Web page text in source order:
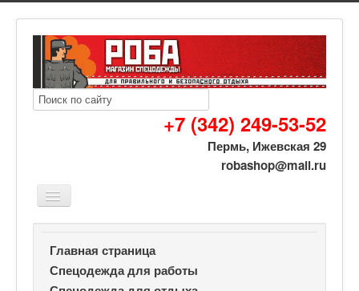
+7 (342) 249-53-52
Пермь, Ижевская 29
robashop@mail.ru
Охота, рыбалка ОБУВЬ
Галоши ЭВА утеплённые (высокие)
Главная страница
Спецодежда для работы